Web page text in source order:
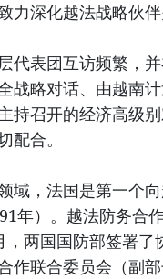
力深化越法战略伙伴
代表团互访频繁，
战略对话、由越南
持召开的经济高级
配合。
域，法国是第一个
年）。越法防务合
，两国国防部签署了
作联合委员会（副部